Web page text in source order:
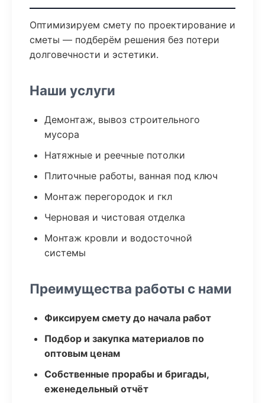
Оптимизируем смету по проектирование и
сметы — подберём решения без потери
долговечности и эстетики.
Наши услуги
Демонтаж, вывоз строительного
мусора
Натяжные и реечные потолки
Плиточные работы, ванная под ключ
Монтаж перегородок и гкл
Черновая и чистовая отделка
Монтаж кровли и водосточной
системы
Преимущества работы с нами
Фиксируем смету до начала работ
Подбор и закупка материалов по
оптовым ценам
Собственные прорабы и бригады,
еженедельный отчёт